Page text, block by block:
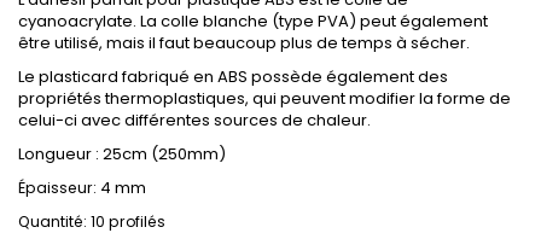
cyanoacrylate. La colle blanche (type PVA) peut également
être utilisé, mais il faut beaucoup plus de temps à sécher.
Le plasticard fabriqué en ABS possède également des
propriétés thermoplastiques, qui peuvent modifier la forme de
celui-ci avec différentes sources de chaleur.
Longueur : 25cm (250mm)
Épaisseur: 4 mm
Quantité: 10 profilés